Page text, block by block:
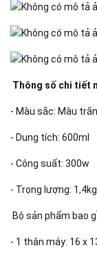
Thông số chi tiết
- Màu sắc: Màu
- Dung tích: 600ml
- Công suất: 300w
- Trọng lượng: 1,4kg
Bộ sản phẩm bao
- 1 thân máy: 16 x